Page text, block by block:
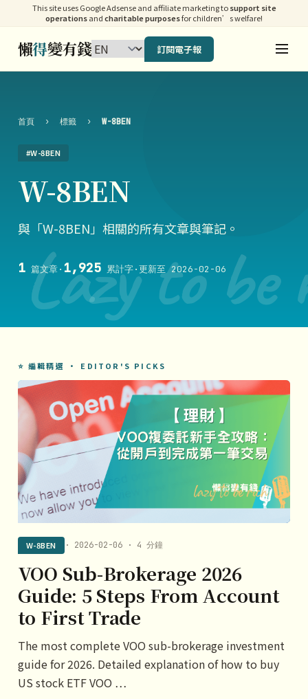
This site uses Google Adsense and affiliate marketing tosupport site
operationsandcharitable purposesfor children’s welfare!
懶得變有錢 訂閱電子報
Lazy to be
首頁 › 標籤 › W-8BEN
#W-8BEN
W-8BEN
與「W-8BEN」相關的所有文章與筆記。
1篇文章· 1,925累計字·更新至 2026-02-06
⭐ 編輯精選 · EDITOR'S PICKS
W-8BEN · 2026-02-06 · 4 分鐘
VOO Sub-Brokerage 2026
Guide: 5 Steps From Account
to First Trade
The most complete VOO sub-brokerage investment
guide for 2026. Detailed explanation of how to buy
US stock ETF VOO …